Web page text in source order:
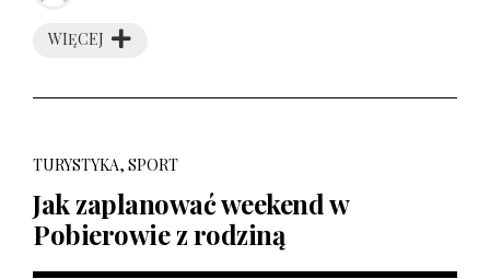
WIĘCEJ
TURYSTYKA, SPORT
Jak zaplanować weekend w
Pobierowie z rodziną